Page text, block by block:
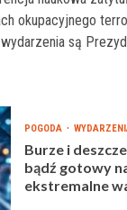
okupacyjnego
są
POGODA
Burze i
bądź gotowy
ekstremalne